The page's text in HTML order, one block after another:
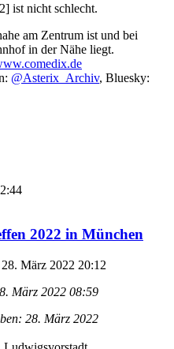
ist nicht schlecht.
am Zentrum ist und bei
in der Nähe liegt.
@Asterix_Archiv, Bluesky:
2022 in München
28. März 2022 20:12
März 2022 08:59
28. März 2022